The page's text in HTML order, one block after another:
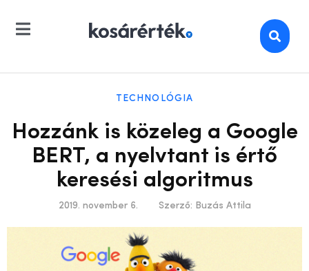
TECHNOLÓGIA
Hozzánk is közeleg a Google
BERT, a nyelvtant is értő
keresési algoritmus
2019. november 6. Szerző: Buzás Attila